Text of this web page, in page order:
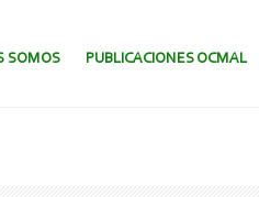
SOMOS PUBLICACIONES OCMAL